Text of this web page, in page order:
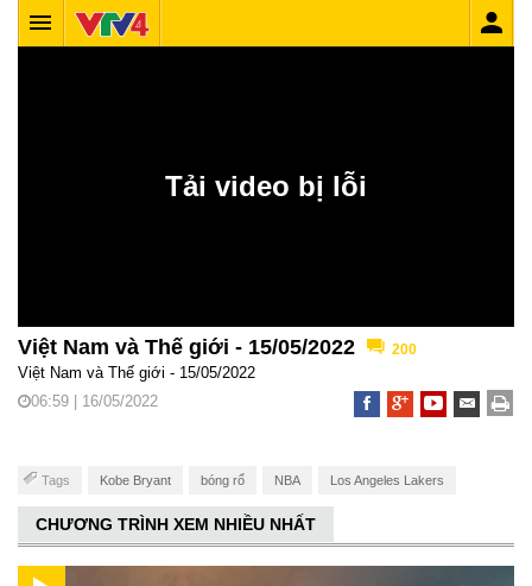
Việt Nam và Thế giới - 15/05/2022 200
Việt Nam và Thế giới - 15/05/2022
06:59 | 16/05/2022
Tags Kobe Bryant bóng rổ NBA Los Angeles Lakers
CHƯƠNG TRÌNH XEM NHIỀU NHẤT